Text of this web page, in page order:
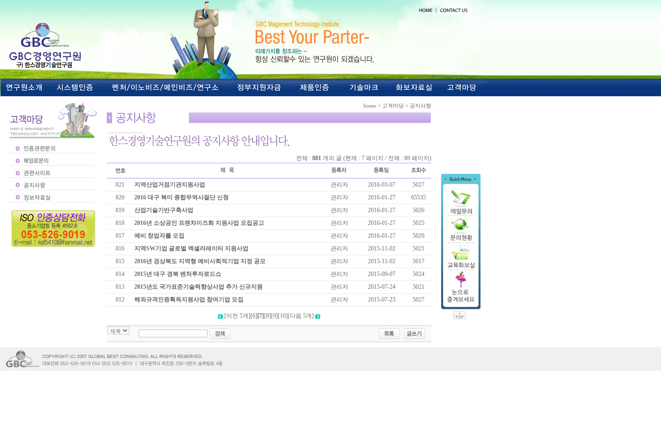
home > 고객마당 > 공지사항
전체 : 881 개의 글 (현재 : 7 페이지 / 전체 : 89 페이지)
821 지역산업거점기관지원사업 관리자 2016-03-07
5027
820
2016 대구 북미 종합무역사절단 신청 관리자 2016-01-27
65535
819
산업기술기반구축사업 관리자 2016-01-27
5026
818
2016년 소상공인 프랜차이즈화 지원사업 모집공고 관리자 2016-01-27
5025
817
예비 창업자를 모집 관리자 2016-01-27
5020
816
지역SW기업 글로벌 엑셀러레이터 지원사업 관리자 2015-11-02
5021
815
2016년 경상북도 지역형 예비사회적기업 지정 공모 관리자 2015-11-02
5017
814
2015년 대구 경북 벤처투자로드쇼 관리자 2015-09-07
5024
813
2015년도 국가표준기술력향상사업 추가 신규지원 관리자 2015-07-24
5021
812
해외규격인증획득지원사업 참여기업 모집 관리자 2015-07-23 5027
[이전 5개] [6] [7] [8] [9] [10] [다음 5개]